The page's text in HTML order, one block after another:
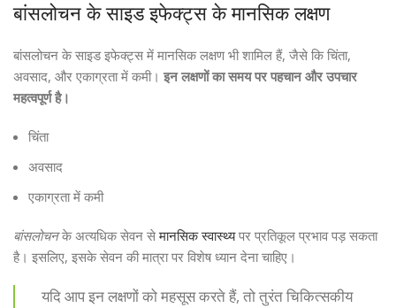
बांसलोचन के साइड इफेक्ट्स के मानसिक लक्षण
बांसलोचन के साइड इफेक्ट्स में मानसिक लक्षण भी शामिल हैं, जैसे कि चिंता,
अवसाद, और एकाग्रता में कमी। इन लक्षणों का समय पर पहचान और उपचार
महत्वपूर्ण है।
चिंता
अवसाद
एकाग्रता में कमी
बांसलोचनके अत्यधिक सेवन सेमानसिक स्वास्थ्यपर प्रतिकूल प्रभाव पड़ सकता
है। इसलिए, इसके सेवन की मात्रा पर विशेष ध्यान देना चाहिए।
यदि आप इन लक्षणों को महसूस करते हैं, तो तुरंत चिकित्सकीय